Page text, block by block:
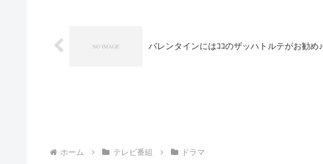
バレンタインにはｺｺのザッハトルテがお勧め♪
ホーム テレビ番組 ドラマ